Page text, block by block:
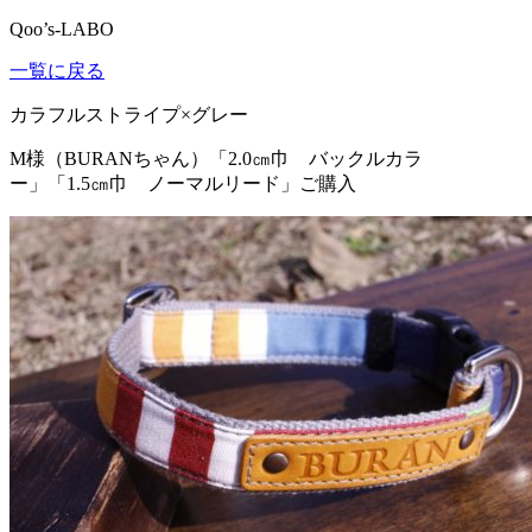
Qoo’s-LABO
一覧に戻る
カラフルストライプ×グレー
M様（BURANちゃん）
「2.0㎝巾 バックルカラ
ー」「1.5㎝巾 ノーマルリード」ご購入